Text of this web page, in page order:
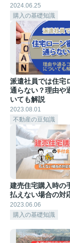
2024.06.25
購入の基礎知識
派遣社員では住宅
通らない？理由や
いても解説
2023.08.01
不動産の豆知識
建売住宅購入時の
払えない場合の対
2023.06.06
購入の基礎知識